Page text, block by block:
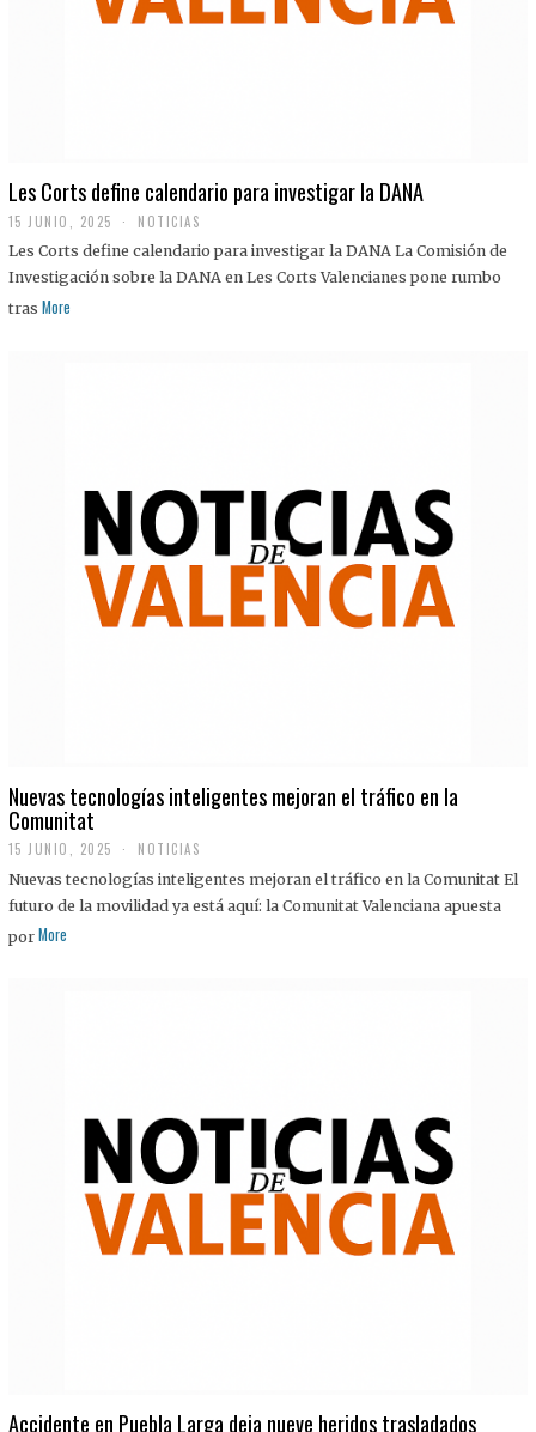
Les Corts define calendario para investigar la DANA
15 JUNIO, 2025 NOTICIAS
Les Corts define calendario para investigar la DANA La Comisión de
Investigación sobre la DANA en Les Corts Valencianes pone rumbo
tras More
Nuevas tecnologías inteligentes mejoran el tráfico en la
Comunitat
15 JUNIO, 2025 NOTICIAS
Nuevas tecnologías inteligentes mejoran el tráfico en la Comunitat El
futuro de la movilidad ya está aquí: la Comunitat Valenciana apuesta
por More
Accidente en Puebla Larga deja nueve heridos trasladados